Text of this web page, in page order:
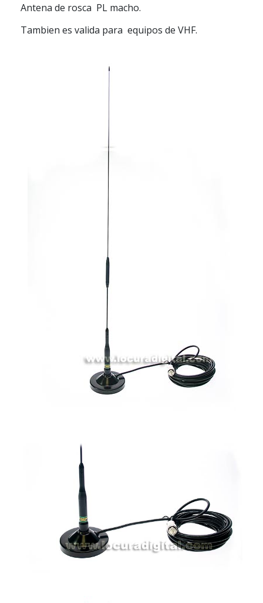
Antena de rosca PL macho.
Tambien es valida para equipos de VHF.